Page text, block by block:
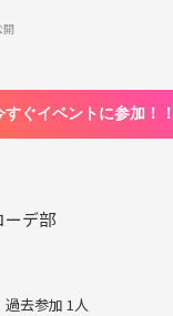
開
すぐイベントに参加！！
ーデ部
過去参加 1人